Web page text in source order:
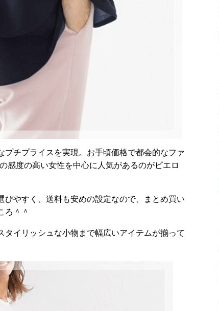
プチプライスを実現。お手頃価格で都会的なファ
感度の高い女性を中心に人気があるのがピエロ
びやすく、送料も安めの設定なので、まとめ買い
ろ＾＾
イリッシュな小物まで幅広いアイテムが揃って